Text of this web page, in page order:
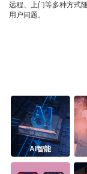
远程、上门等多种方式
用户问题。
AI智能